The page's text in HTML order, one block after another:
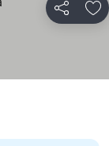
Compartir